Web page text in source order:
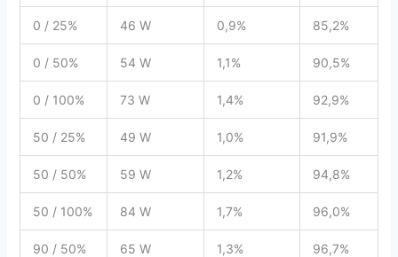
0 / 25% 46 W 0,9% 85,2%
0 / 50% 54 W 1,1% 90,5%
0 / 100% 73 W 1,4% 92,9%
50 / 25% 49 W 1,0% 91,9%
50 / 50% 59 W 1,2% 94,8%
50 / 100% 84 W 1,7% 96,0%
90 / 50% 65 W 1,3% 96,7%